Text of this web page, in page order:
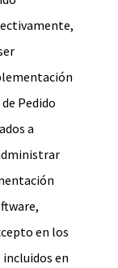
Pedido
a
en los
en